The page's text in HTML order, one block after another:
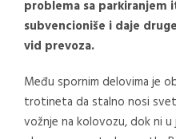
problema sa parkiranjem
subvencioniše i daje
vid prevoza.
Među spornim delovima je
trotineta da stalno nosi
vožnje na kolovozu, dok ni